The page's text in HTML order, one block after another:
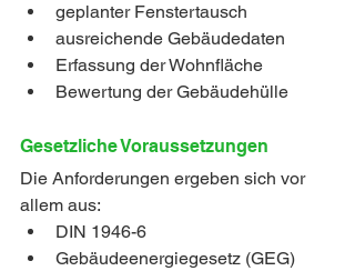
geplanter Fenstertausch
ausreichende Gebäudedaten
Erfassung der Wohnfläche
Bewertung der Gebäudehülle
Gesetzliche Voraussetzungen
Die Anforderungen ergeben sich vor
allem aus:
DIN 1946-6
Gebäudeenergiegesetz (GEG)